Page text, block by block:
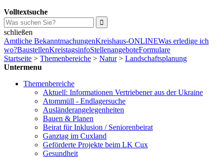
Volltextsuche
schließen
Amtliche BekanntmachungenKreishaus-ONLINEWas erledige ich
wo?BaustellenKreistagsinfoStellenangeboteFormulare
Startseite > Themenbereiche > Natur> Landschaftsplanung
Untermenu
Themenbereiche
Aktuell: Informationen Vertriebener aus der Ukraine
Atommüll - Endlagersuche
Ausländerangelegenheiten
Bauen & Planen
Beirat für Inklusion / Seniorenbeirat
Ganztag im Cuxland
Geförderte Projekte beim LK Cux
Gesundheit